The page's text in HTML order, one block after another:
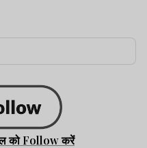
को Follow करें